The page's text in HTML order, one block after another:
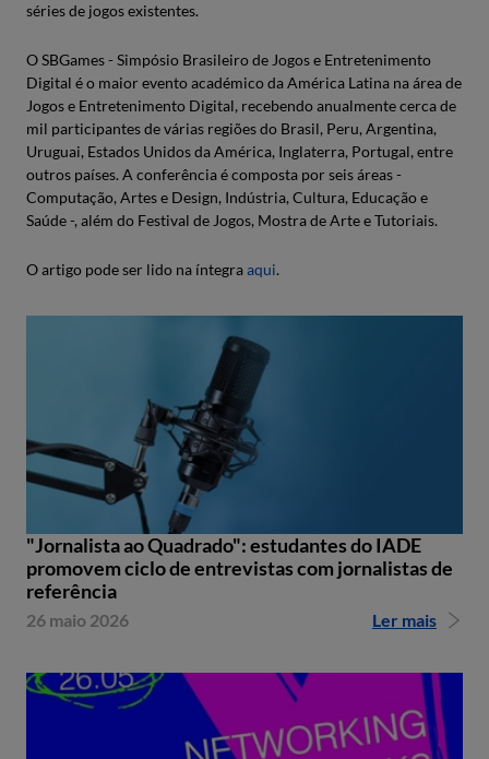
séries de jogos existentes.
O SBGames - Simpósio Brasileiro de Jogos e Entretenimento
Digital é o maior evento académico da América Latina na área de
Jogos e Entretenimento Digital, recebendo anualmente cerca de
mil participantes de várias regiões do Brasil, Peru, Argentina,
Uruguai, Estados Unidos da América, Inglaterra, Portugal, entre
outros países. A conferência é composta por seis áreas -
Computação, Artes e Design, Indústria, Cultura, Educação e
Saúde -, além do Festival de Jogos, Mostra de Arte e Tutoriais.
O artigo pode ser lido na íntegraaqui.
"Jornalista ao Quadrado": estudantes do IADE
promovem ciclo de entrevistas com jornalistas de
referência
26 maio 2026 Ler mais